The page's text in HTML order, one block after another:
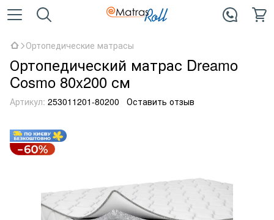
Ортопедические матрасы
Ортопедический матрас Dreamo
Cosmo 80x200 см
Артикул: 253011201-80200 Оставить отзыв